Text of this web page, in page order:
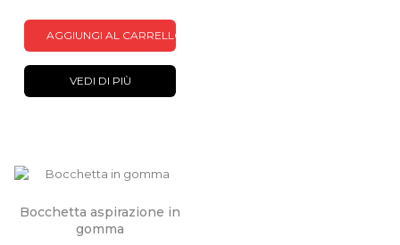
AGGIUNGI AL CARRELLO
VEDI DI PIÙ
Bocchetta aspirazione in
gomma